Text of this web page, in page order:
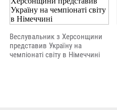
Веслувальник з Херсонщини
представив Україну на
чемпіонаті світу в Німеччині